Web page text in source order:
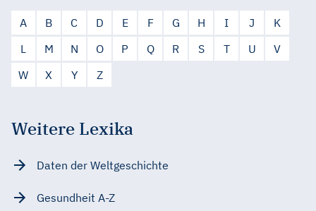
A B C D E F G H I J
K
L
M N O P Q R S T U
V
W
X Y Z
Weitere Lexika
Daten der Weltgeschichte
Gesundheit A-Z